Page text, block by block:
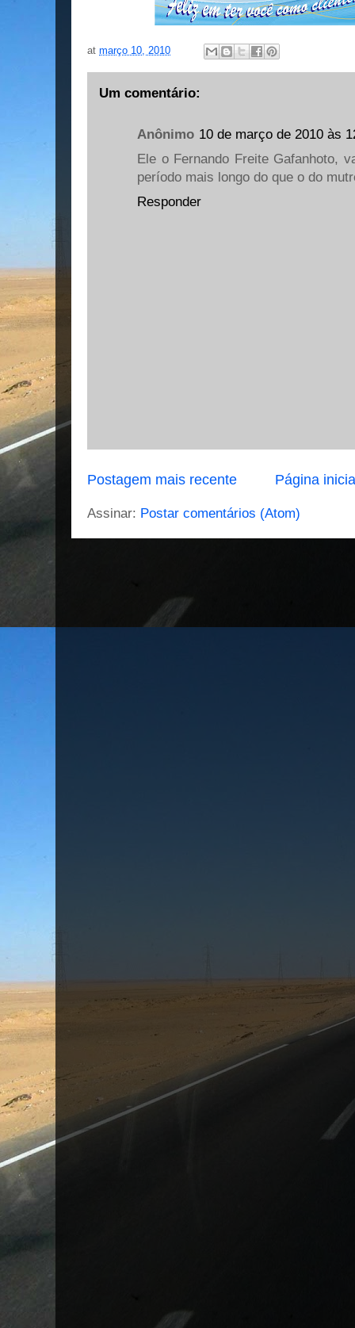
at março 10, 2010
Um comentário:
Anônimo 10 de março de 2010 às
Ele o Fernando Freite Gafanhoto,
período mais longo do que o do
Responder
Postagem mais recente Página
Assinar: Postar comentários (Atom)